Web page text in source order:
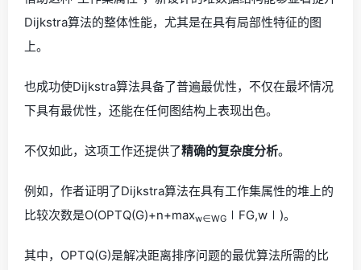
Dijkstra算法的整体性能，尤其是在具有局部性特征的图
上。
也成功使Dijkstra算法具备了普遍最优性，不仅在最坏情况
下具有最优性，还能在任何图结构上表现出色。
不仅如此，这项工作还提供了精确的复杂度分析。
例如，作者证明了Dijkstra算法在具有工作集属性的堆上的
比较次数是O(OPTQ(G)+n+max⁡w∈WG ∣FG,w∣)。
其中，OPTQ(G)是解决距离排序问题的最优算法所需的比